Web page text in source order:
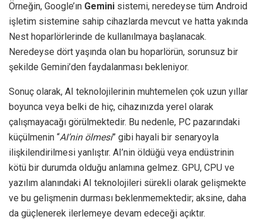
Örneğin, Google’ın Gemini sistemi, neredeyse tüm Android
işletim sistemine sahip cihazlarda mevcut ve hatta yakında
Nest hoparlörlerinde de kullanılmaya başlanacak.
Neredeyse dört yaşında olan bu hoparlörün, sorunsuz bir
şekilde Gemini’den faydalanması bekleniyor.
Sonuç olarak, AI teknolojilerinin muhtemelen çok uzun yıllar
boyunca veya belki de hiç, cihazınızda yerel olarak
çalışmayacağı görülmektedir. Bu nedenle, PC pazarındaki
küçülmenin “AI’nin ölmesi” gibi hayali bir senaryoyla
ilişkilendirilmesi yanlıştır. AI’nin öldüğü veya endüstrinin
kötü bir durumda olduğu anlamına gelmez. GPU, CPU ve
yazılım alanındaki AI teknolojileri sürekli olarak gelişmekte
ve bu gelişmenin durması beklenmemektedir; aksine, daha
da güçlenerek ilerlemeye devam edeceği açıktır.